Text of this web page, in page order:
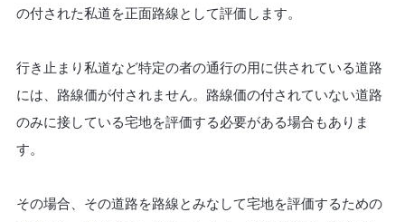
の付された私道を正面路線として評価します。
行き止まり私道など特定の者の通行の用に供されている道路
には、路線価が付されません。路線価の付されていない道路
のみに接している宅地を評価する必要がある場合もありま
す。
その場合、その道路を路線とみなして宅地を評価するための